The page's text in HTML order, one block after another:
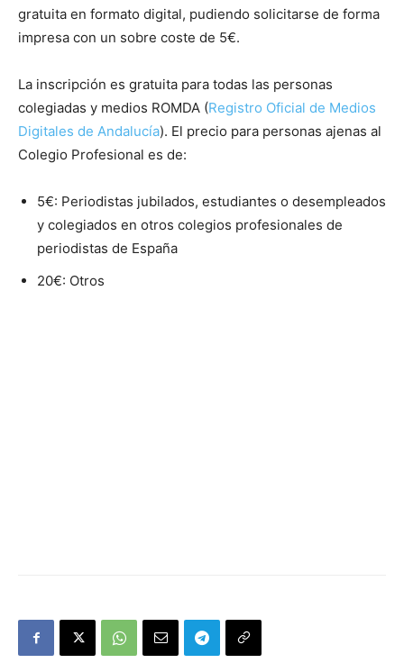
gratuita en formato digital, pudiendo solicitarse de forma
impresa con un sobre coste de 5€.
La inscripción es gratuita para todas las personas
colegiadas y medios ROMDA (Registro Oficial de Medios
Digitales de Andalucía). El precio para personas ajenas al
Colegio Profesional es de:
5€: Periodistas jubilados, estudiantes o desempleados
y colegiados en otros colegios profesionales de
periodistas de España
20€: Otros